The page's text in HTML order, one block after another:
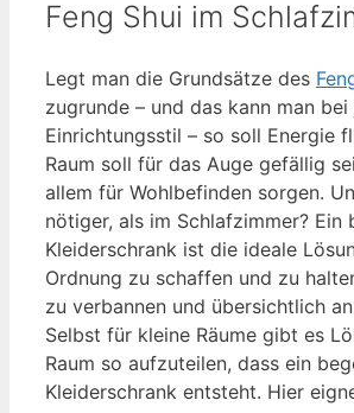
Feng Shui im
Legt man die Grundsätze des
zugrunde – und das kann man bei
Einrichtungsstil – so soll Energie
Raum soll für das Auge gefällig
allem für Wohlbefinden sorgen.
nötiger, als im Schlafzimmer? Ein
Kleiderschrank ist die ideale
Ordnung zu schaffen und zu
zu verbannen und übersichtlich
Selbst für kleine Räume gibt es
Raum so aufzuteilen, dass ein
Kleiderschrank entsteht. Hier